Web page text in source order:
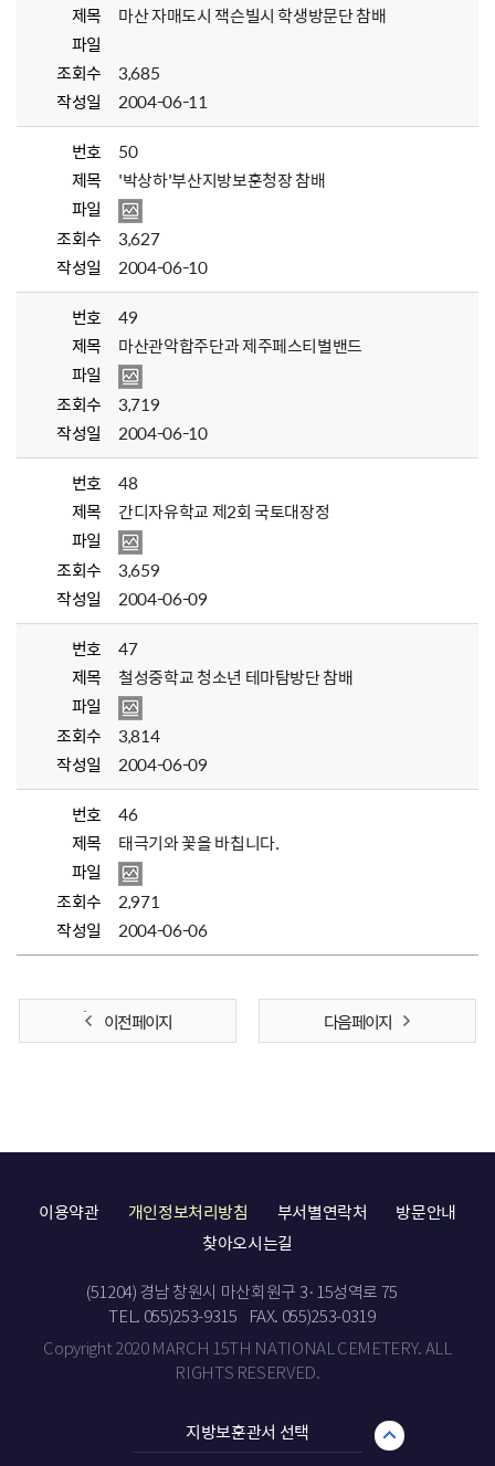
제목
마산 자매도시 잭슨빌시 학생방문단 참배
파일
조회수
3,685
작성일
2004-06-11
번호
50
제목
'박상하'부산지방보훈청장 참배
파일
조회수
3,627
작성일
2004-06-10
번호
49
제목
마산관악합주단과 제주페스티벌밴드
파일
조회수
3,719
작성일
2004-06-10
번호
48
제목
간디자유학교 제2회 국토대장정
파일
조회수
3,659
작성일
2004-06-09
번호
47
제목
철성중학교 청소년 테마탐방단 참배
파일
조회수
3,814
작성일
2004-06-09
번호
46
제목
태극기와 꽃을 바칩니다.
파일
조회수
2,971
작성일
2004-06-06
이전 페이지 다음 페이지
이용약관 개인정보처리방침 부서별연락처
방문안내
찾아오시는길
(51204) 경남 창원시 마산회원구 3·15성역로 75
TEL. 055)253-9315
FAX. 055)253-0319
Copyright 2020 MARCH 15TH NATIONAL CEMETERY. ALL
RIGHTS RESERVED.
지방보훈관서 선택